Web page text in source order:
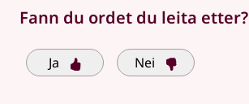
Fann du ordet du leita etter?
Ja Nei